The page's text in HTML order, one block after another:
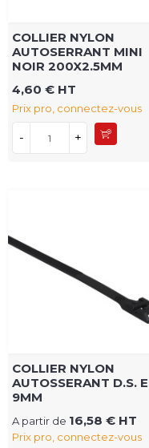
COLLIER NYLON
AUTOSERRANT MINI
NOIR 200X2.5MM
4,60 € HT
Prix pro, connectez-vous
- +
COLLIER NYLON
AUTOSSERANT D.S.
9MM
A partir de 16,58 € HT
Prix pro, connectez-vous